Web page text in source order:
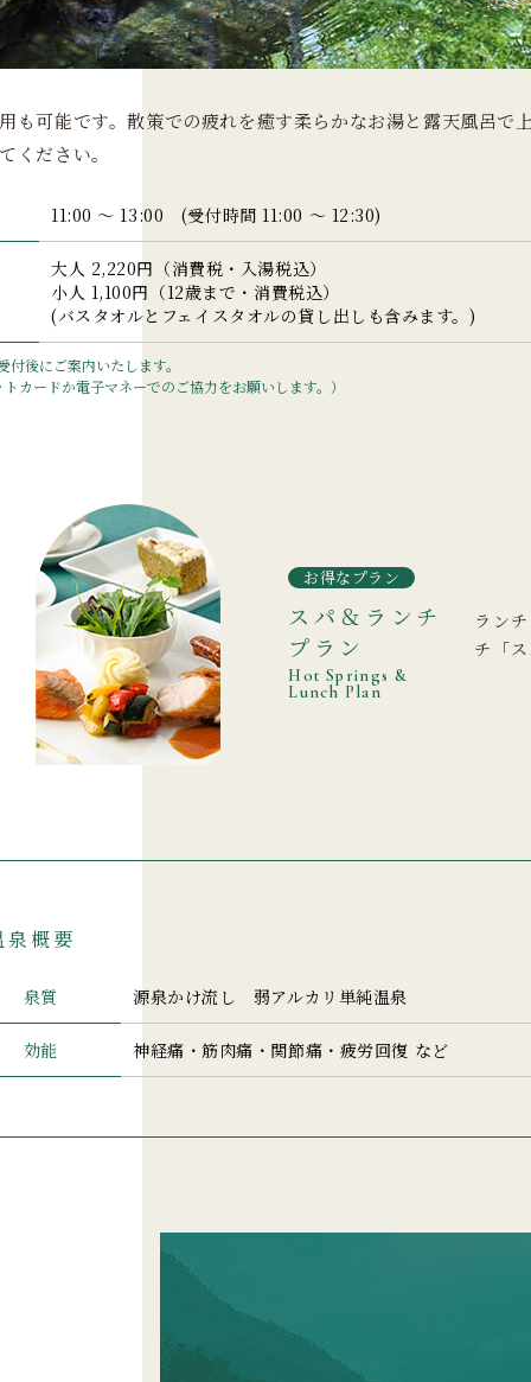
も可能です。散策での疲れを癒す柔らかなお湯と露天風呂で
ください。
11:00 ～ 13:00 (受付時間 11:00 ～ 12:30)
大人 2,220円（消費税・入湯税込）
小人 1,100円（12歳まで・消費税込）
(バスタオルとフェイスタオルの貸し出しも含みます。)
後にご案内いたします。
カードか電子マネーでのご協力をお願いします。）
お得なプラン
スパ＆ランチ
プラン
Hot Springs &
Lunch Plan
ラン
チ「
泉概要
泉質 源泉かけ流し 弱アルカリ単純温泉
効能 神経痛・筋肉痛・関節痛・疲労回復 など